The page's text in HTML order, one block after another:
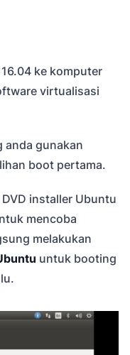
ke komputer
virtualisasi
anda gunakan
boot pertama.
installer Ubuntu
mencoba
melakukan
untuk booting